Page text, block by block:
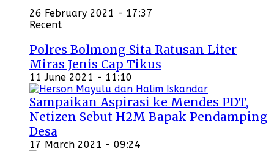
26 February 2021 - 17:37
Recent
Polres Bolmong Sita Ratusan Liter
Miras Jenis Cap Tikus
11 June 2021 - 11:10
Sampaikan Aspirasi ke Mendes PDT,
Netizen Sebut H2M Bapak Pendamping
Desa
17 March 2021 - 09:24